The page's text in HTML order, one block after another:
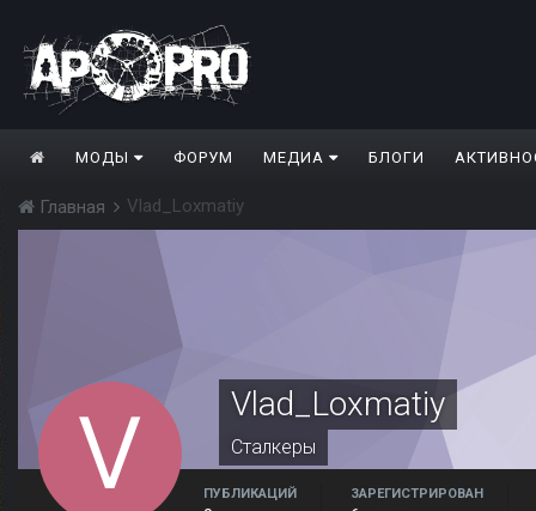
МОДЫ ФОРУМ МЕДИА БЛОГИ
Главная Vlad_Loxmatiy
Vlad_Loxmatiy
Сталкеры
ПУБЛИКАЦИЙ ЗАРЕГИСТРИРОВАН